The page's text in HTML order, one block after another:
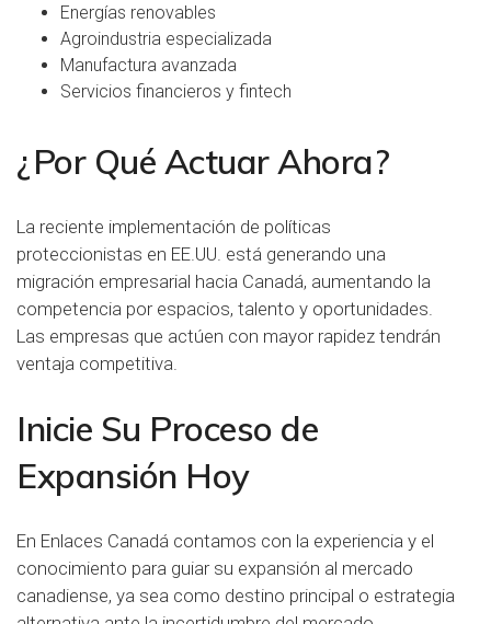
Energías renovables
Agroindustria especializada
Manufactura avanzada
Servicios financieros y fintech
¿Por Qué Actuar Ahora?
La reciente implementación de políticas
proteccionistas en EE.UU. está generando una
migración empresarial hacia Canadá, aumentando la
competencia por espacios, talento y oportunidades.
Las empresas que actúen con mayor rapidez tendrán
ventaja competitiva.
Inicie Su Proceso de
Expansión Hoy
En Enlaces Canadá contamos con la experiencia y el
conocimiento para guiar su expansión al mercado
canadiense, ya sea como destino principal o estrategia